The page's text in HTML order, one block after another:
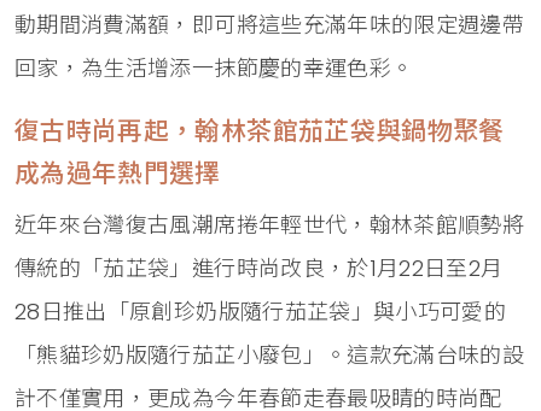
動期間消費滿額，即可將這些充滿年味的限定週邊帶
回家，為生活增添一抹節慶的幸運色彩。
復古時尚再起，翰林茶館茄芷袋與鍋物聚餐
成為過年熱門選擇
近年來台灣復古風潮席捲年輕世代，翰林茶館順勢將
傳統的「茄芷袋」進行時尚改良，於1月22日至2月
28日推出「原創珍奶版隨行茄芷袋」與小巧可愛的
「熊貓珍奶版隨行茄芷小廢包」。這款充滿台味的設
計不僅實用，更成為今年春節走春最吸睛的時尚配